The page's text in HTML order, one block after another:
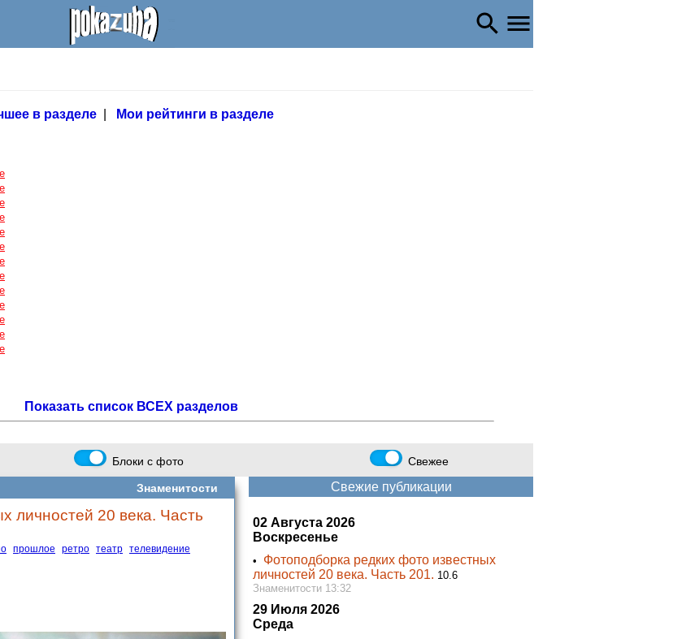
в разделе| Мои рейтинги в разделе
Показать список ВСЕХ разделов
Блоки с фото Свежее
Знаменитости
личностей 20 века. Часть
прошлое ретро театр телевидение
Свежие публикации
02 Августа 2026
Воскресенье
• Фотоподборка редких фото известных
личностей 20 века. Часть 201. 10.6
Знаменитости 13:32
29 Июля 2026
Среда